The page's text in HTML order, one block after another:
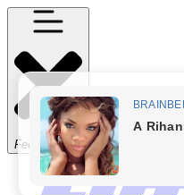
Fechar Menu